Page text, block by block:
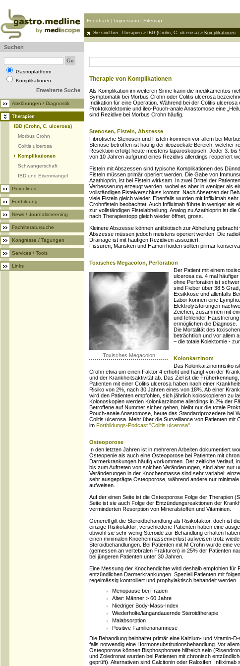
Feedback | Impressum | Sitemap
Sie sind hier: Therapien » IBD (Crohn, C. ulcerosa) » Komplikationen
Suchen
Gastroplattform
Komplikationen
Erweiterte Suche
Abklärungen / Diagnostik
Therapien
IBD (Crohn, C. ulcerosa)
Morbus Crohn
Colitis ulcerosa
Komplikationen
Schwangerschaft
IBD und Eisenmangel
Guidelines
Fortbildung
News / Journalscreening
Fachliteratursuche
Kongresse / Tagungen
Services / Tools
Links
Therapie von Komplikationen
Als Komplikation im weiteren Sinne kann die medikamentös
Symptomatik bei Morbus Crohn oder Colitis ulcerosa
Indikation für eine Operation. Während bei der Colitis ulcerosa
Proktokolektomie und ileo-Pouch-anale Anastomose eine
sind Rezidive bei Morbus Crohn häufig.
Stenosen, Fisteln, Abszesse
Fibrotische Stenosen und Fisteln kommen vor allem bei
Stenose betroffen ist häufig der ileozoekale Bereich, welcher
Resektion erfolgt heute meistens laparoskopisch. Jeder 3. bis
von 10 Jahren aufgrund eines Rezidivs allerdings reoperiert
Fisteln mit Abszessen sind typische Komplikationen des
Fisteln müssen primär operiert werden. Die Gabe von
Azathioprin, ist bei Fisteln wirksam. In zwei Drittel der
Verbesserung erzeugt werden, wobei es aber in weniger als
vollständigen Fistelverschluss kommt. Nach Absetzen der
viele Fisteln gleich wieder. Ebenfalls wurden mit Infliximab
Crohnfisteln beobachtet. Auch Infliximab führte in weniger als
zur vollständigen Fistelabheilung. Analog zu Azathioprin ist die
nach Therapiestopp gleich wieder öffnet, gross.
Kleinere Abszesse können antibiotisch zur Abheilung
Abszesse müssen jedoch meistens operiert werden. Die
Drainage ist mit häufigen Rezidiven assoziiert.
Fissuren, Marisken und Hämorrhoiden sollten primär
Toxisches Megacolon, Perforation
Toxisches Megacolon
Der Patient mit einem
ulcerosa ca. 4 mal
ohne Perforation ist
sind Fieber über 38.5
Exsikkose und allenfalls
Labor können eine
Elektrolytstörungen
Zeichen, zusammen mit
und fehlender
ermöglichen die Diagnose.
Die Mortalität des
beträchtlich und vor allem
– die totale Kolektomie -
Kolonkarzinom
Das Kolonkarzinomrisiko
Crohn etwa um einen Faktor 4 erhöht und hängt von der
und der Krankheitsaktivität ab. Das Ziel ist die Früherkennung,
Patienten mit einer Colitis ulcerosa haben nach einer
Risiko von 2%, nach 30 Jahren eines von 18%. Ab einer
wird den Patienten empfohlen, sich jährlich koloskopieren zu
Kolonoskopien werden Kolonkarzinome allerdings in 2% der
Betroffene auf Nummer sicher gehen, bleibt nur die totale
Pouch-anale Anastomose, heute das Standardprozedere bei
Colitis ulcerosa. Mehr über die Surveillance von Patienten mit
im Fortbildungs-Podcast "Colitis ulcerosa"
Osteoporose
In den letzten Jahren ist in mehreren Arbeiten dokumentiert
Osteopenie als auch eine Osteoporose bei Patienten mit
Darmerkrankungen häufig vorkommen. Der zeitliche Verlauf,
bis zum Auftreten von solchen Veränderungen, sind aber nur
Veränderungen in der Knochenmasse sind sehr variabel:
sehr ausgeprägte Osteoporose, während andere nur
aufweisen.
Auf der einen Seite ist die Osteoporose Folge der Therapien
Seite ist sie auch Folge der Entzündungsreaktionen der
verminderten Resorption von Mineralstoffen und Vitaminen.
Generell gilt die Steroidbehandlung als Risikofaktor, doch ist
einzige Risikofaktor; verschiedene Patienten haben eine
obwohl sie sehr wenig Steroide zur Behandlung erhalten
einen minimalen Knochenmassenverlust aufweisen trotz
Steroidbehandlungen. Bei Patienten mit M Crohn wurde eine
(gemessen an vertebralen Frakturen) in 25% der Patienten
bei jüngeren Patienten unter 30 Jahren.
Eine Messung der Knochendichte wird deshalb empfohlen für
entzündlichen Darmerkrankungen. Speziell Patienten mit
regelmässig kontrolliert und prophylaktisch behandelt werden.
Menopause bei Frauen
Alter: Männer > 60 Jahre
Niedriger Body-Mass-Index
Wiederholte/langandauernde Steroidtherapie
Malabsorption
Positive Familienanamnese
Die Behandlung beinhaltet primär eine Kalzium- und Vitamin-
falls notwendig eine Hormonsubstitutionsbehandlung. Vor
Osteoporose können Bisphosphonate hilfreich sein
und Zoledronat wurden bei Patienten mit chronisch
geprüft). Alternativen sind Calcitonin oder Raloxifen. Infliximab